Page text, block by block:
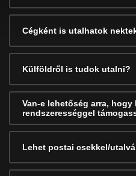
Cégként is utalhatok
Külföldről is tudok utalni?
Van-e lehetőség arra,
rendszerességgel
Lehet postai csekkel/